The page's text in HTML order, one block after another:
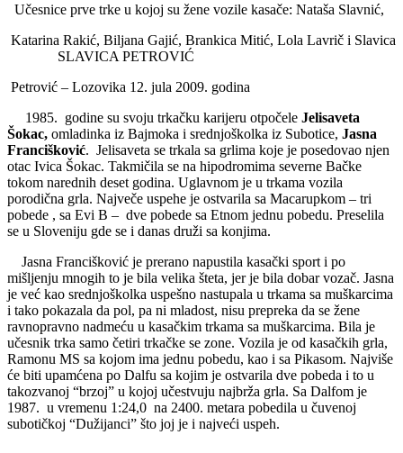
Učesnice prve trke u kojoj su žene vozile kasače: Nataša Slavnić,
Katarina Rakić, Biljana Gajić, Brankica Mitić, Lola Lavrič i Slavica
SLAVICA PETROVIĆ
Petrović – Lozovika 12. jula 2009. godina
1985. godine su svoju trkačku karijeru otpočele Jelisaveta
Šokac, omladinka iz Bajmoka i srednjoškolka iz Subotice, Jasna
Francišković. Jelisaveta se trkala sa grlima koje je posedovao njen
otac Ivica Šokac. Takmičila se na hipodromima severne Bačke
tokom narednih deset godina. Uglavnom je u trkama vozila
porodična grla. Največe uspehe je ostvarila sa Macarupkom – tri
pobede , sa Evi B – dve pobede sa Etnom jednu pobedu. Preselila
se u Sloveniju gde se i danas druži sa konjima.
Jasna Francišković je prerano napustila kasački sport i po
mišljenju mnogih to je bila velika šteta, jer je bila dobar vozač. Jasna
je već kao srednjoškolka uspešno nastupala u trkama sa muškarcima
i tako pokazala da pol, pa ni mladost, nisu prepreka da se žene
ravnopravno nadmeću u kasačkim trkama sa muškarcima. Bila je
učesnik trka samo četiri trkačke se zone. Vozila je od kasačkih grla,
Ramonu MS sa kojom ima jednu pobedu, kao i sa Pikasom. Najviše
će biti upamćena po Dalfu sa kojim je ostvarila dve pobeda i to u
takozvanoj “brzoj” u kojoj učestvuju najbrža grla. Sa Dalfom je
1987. u vremenu 1:24,0 na 2400. metara pobedila u čuvenoj
subotičkoj “Dužijanci” što joj je i najveći uspeh.